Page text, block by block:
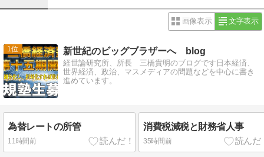
画像表示 文字表示
1 新世紀のビッグブラザーへ blog
経世論研究所、所長 三橋貴明のブログです日本経済、
世界経済、政治、マスメディアの問題などを中心に書き
進めています。
為替レートの所管
11時間前
消費税減税と財務省人事
35時間前